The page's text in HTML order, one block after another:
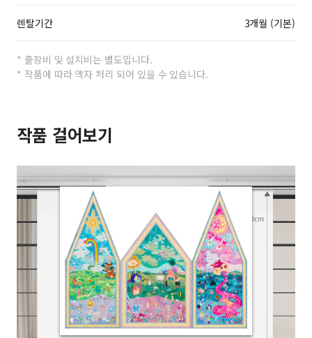
렌탈기간 3개월 (기본)
* 출장비 및 설치비는 별도입니다.
* 작품에 따라 액자 처리 되어 있을 수 있습니다.
작품 걸어보기